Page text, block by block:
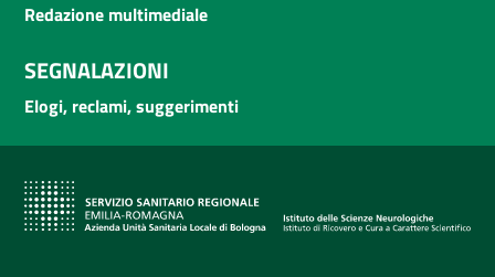
Redazione multimediale
SEGNALAZIONI
Elogi, reclami, suggerimenti